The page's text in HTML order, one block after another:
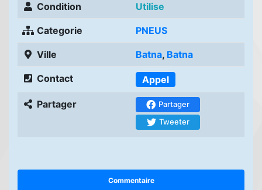
Condition Utilise
Categorie PNEUS
Ville Batna, Batna
Contact Appel
Partager
Partager
Tweeter
Commentaire